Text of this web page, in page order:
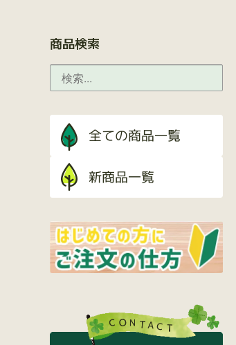
商品検索